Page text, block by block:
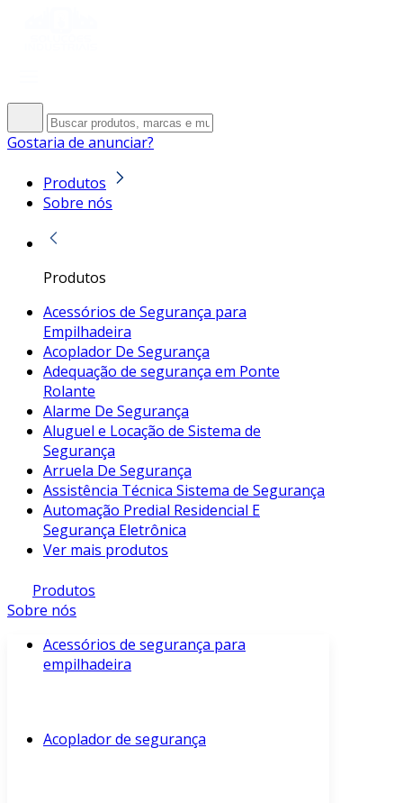
Gostaria de anunciar?
Produtos
Sobre nós
Produtos
Acessórios de Segurança para
Empilhadeira
Acoplador De Segurança
Adequação de segurança em Ponte
Rolante
Alarme De Segurança
Aluguel e Locação de Sistema de
Segurança
Arruela De Segurança
Assistência Técnica Sistema de Segurança
Automação Predial Residencial E
Segurança Eletrônica
Ver mais produtos
Produtos
Sobre nós
Acessórios de segurança para
empilhadeira
Acoplador de segurança